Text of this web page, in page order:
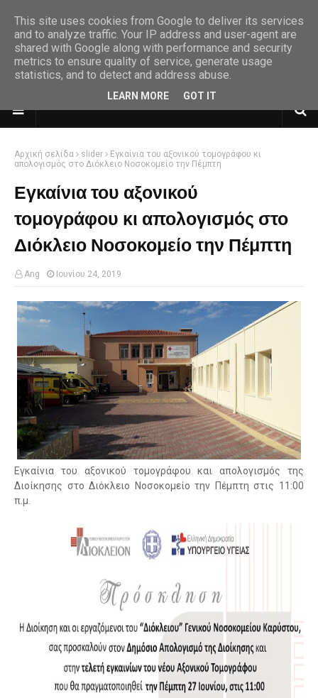
Αρχική σελίδα slider
Εγκαίνια του αξονικού τομογράφου κι
απολογισμός στο Διόκλειο Νοσοκομείο την Πέμπτη
Εγκαίνια του αξονικού
τομογράφου κι απολογισμός στο
Διόκλειο Νοσοκομείο την Πέμπτη
Ang Ιουνίου 24, 2019
Εγκαίνια του αξονικού τομογράφου και απολογισμός της
Διοίκησης στο Διόκλειο Νοσοκομείο την Πέμπτη στις 11:00
π.μ.
This site uses cookies from Google to deliver its services
and to analyze traffic. Your IP address and user-agent are
shared with Google along with performance and security
metrics to ensure quality of service, generate usage
statistics, and to detect and address abuse.
LEARN MORE GOT IT